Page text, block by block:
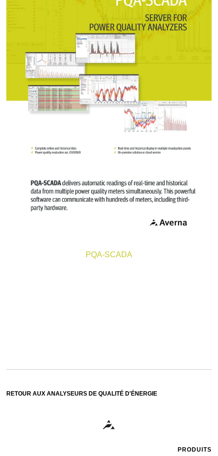
PQA-SCADA
RETOUR AUX ANALYSEURS DE QUALITÉ D'ÉNERGIE
PRODUITS